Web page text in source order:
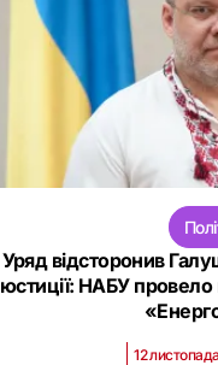
Уряд відсторонив
юстиції: НАБУ провело
12